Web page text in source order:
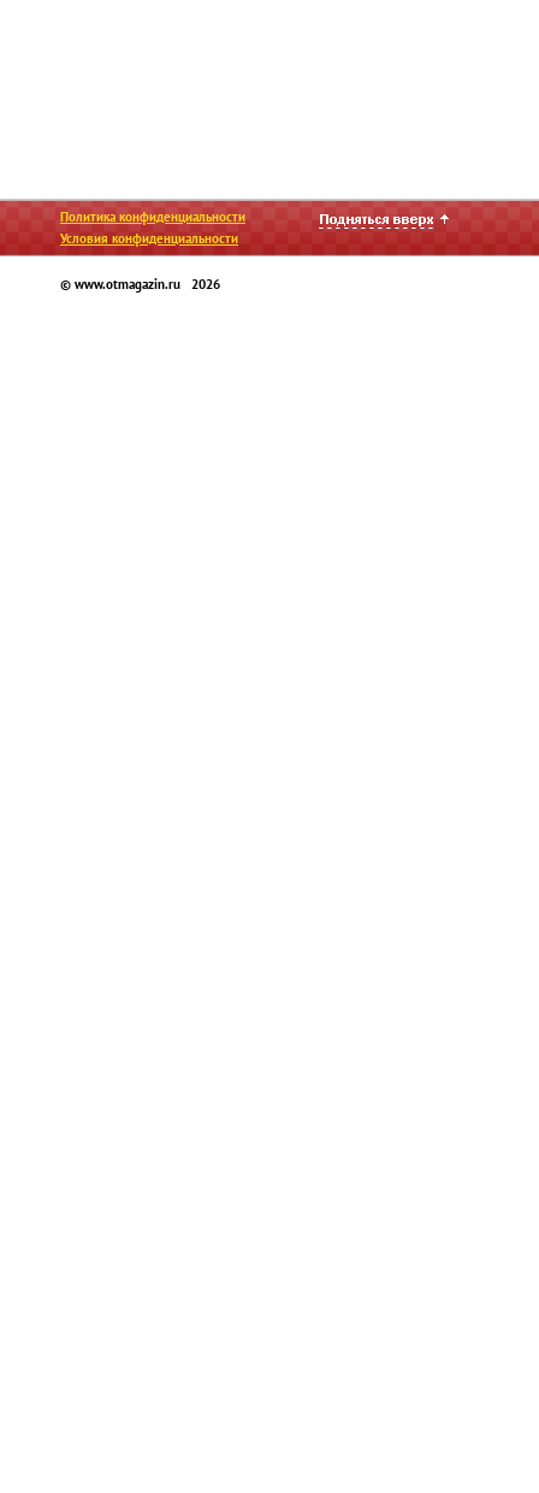
Политика конфиденциальности
Условия конфиденциальности
© www.otmagazin.ru 2026